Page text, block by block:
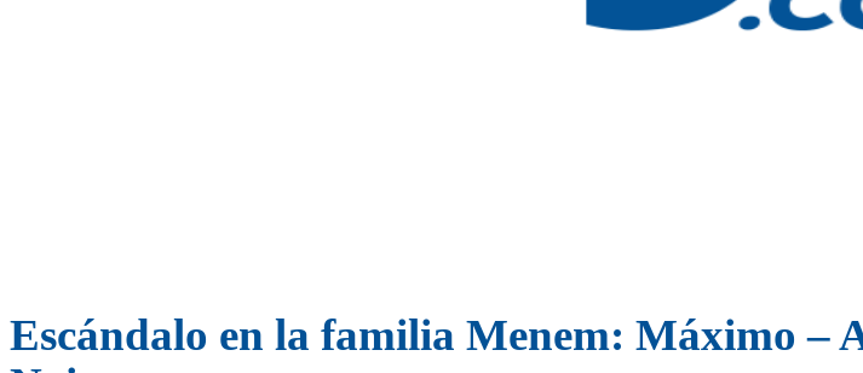
Escándalo en la familia Menem: Máximo –